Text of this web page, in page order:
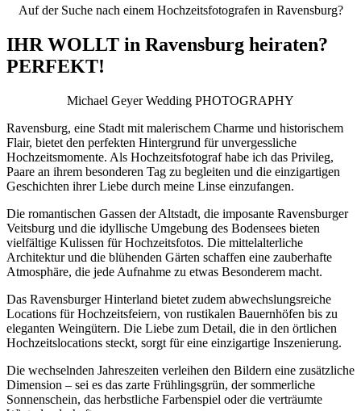
Auf der Suche nach einem Hochzeitsfotografen in Ravensburg?
IHR WOLLT in Ravensburg heiraten?
PERFEKT!
Michael Geyer Wedding PHOTOGRAPHY
Ravensburg, eine Stadt mit malerischem Charme und historischem
Flair, bietet den perfekten Hintergrund für unvergessliche
Hochzeitsmomente. Als Hochzeitsfotograf habe ich das Privileg,
Paare an ihrem besonderen Tag zu begleiten und die einzigartigen
Geschichten ihrer Liebe durch meine Linse einzufangen.
Die romantischen Gassen der Altstadt, die imposante Ravensburger
Veitsburg und die idyllische Umgebung des Bodensees bieten
vielfältige Kulissen für Hochzeitsfotos. Die mittelalterliche
Architektur und die blühenden Gärten schaffen eine zauberhafte
Atmosphäre, die jede Aufnahme zu etwas Besonderem macht.
Das Ravensburger Hinterland bietet zudem abwechslungsreiche
Locations für Hochzeitsfeiern, von rustikalen Bauernhöfen bis zu
eleganten Weingütern. Die Liebe zum Detail, die in den örtlichen
Hochzeitslocations steckt, sorgt für eine einzigartige Inszenierung.
Die wechselnden Jahreszeiten verleihen den Bildern eine zusätzliche
Dimension – sei es das zarte Frühlingsgrün, der sommerliche
Sonnenschein, das herbstliche Farbenspiel oder die verträumte